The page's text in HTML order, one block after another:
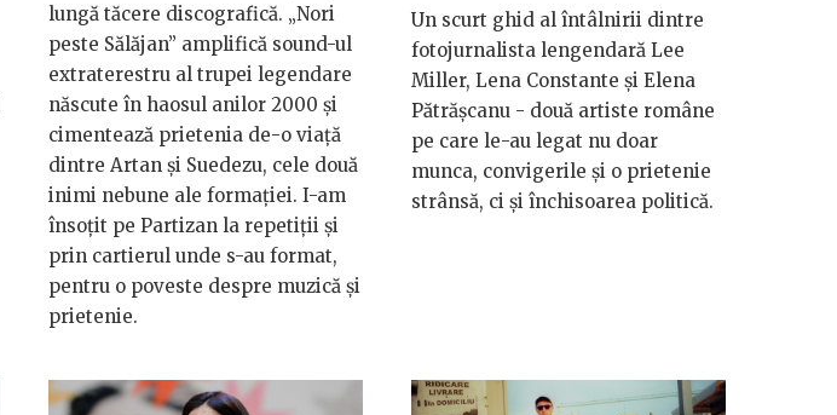
lungă tăcere discografică. „Nori
peste Sălăjan” amplifică sound-ul
extraterestru al trupei legendare
născute în haosul anilor 2000 și
cimentează prietenia de-o viață
dintre Artan și Suedezu, cele două
inimi nebune ale formației. I-am
însoțit pe Partizan la repetiții și
prin cartierul unde s-au format,
pentru o poveste despre muzică și
prietenie.
Un scurt ghid al întâlnirii dintre
fotojurnalista lengendară Lee
Miller, Lena Constante și Elena
Pătrășcanu - două artiste române
pe care le-au legat nu doar
munca, convigerile și o prietenie
strânsă, ci și închisoarea politică.